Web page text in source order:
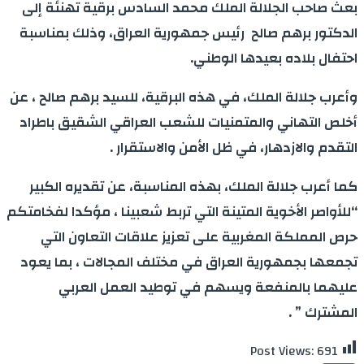
بعث صاحب الجلالة الملك محمد السادس برقية تهنئة إلى
الدكتور برهم صالح رئيس جمهورية العراق، وذلك بمناسبة
احتفال بلاده بعيدها الوطني.
وأعرب جلالة الملك، في هذه البرقية، للسيد برهم صالح ، عن
أخلص التهاني والمتمنيات للشعب العراقي الشقيق باطراد
التقدم والازدهار، في ظل الأمن والاستقرار .
كما أعرب جلالة الملك، بهذه المناسبة، عن تقديره الكبير
“للأواصر الأخوية المتينة التي تربط شعبينا ، مؤكدا لفخامتكم
حرص المملكة المغربية على تعزيز علاقات التعاون التي
تجمعها بجمهورية العراق في مختلف المجالات ، بما يعود
عليهما بالمنفعة ويسهم في توطيد العمل العربي
المشترك ” .
Post Views:691